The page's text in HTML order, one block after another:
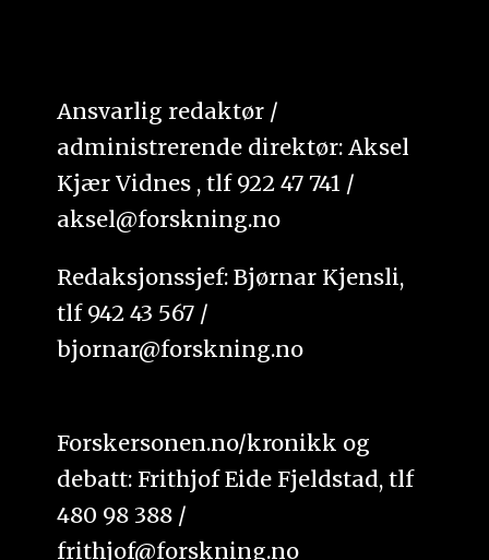
Ansvarlig redaktør /
administrerende direktør: Aksel
Kjær Vidnes , tlf 922 47 741 /
aksel@forskning.no
Redaksjonssjef: Bjørnar Kjensli,
tlf 942 43 567 /
bjornar@forskning.no
Forskersonen.no/kronikk og
debatt: Frithjof Eide Fjeldstad, tlf
480 98 388 /
frithjof@forskning.no